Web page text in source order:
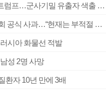
‘탄약 부족 사태’ 보도에 격노한 트럼프…군사기밀 유출자 색출 지시
[속보] ‘심판 성접대’ 논란 축구협회 공식 사과…“현재는 부적절 행위 없어”
시아 화물선 적발
성 2명 사망
환자 10년 만에 3배